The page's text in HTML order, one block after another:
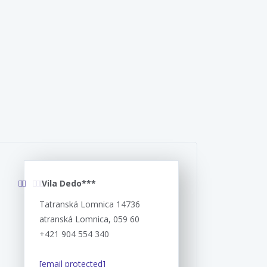
Vila Dedo***
Tatranská Lomnica 14736
atranská Lomnica, 059 60
+421 904 554 340
[email protected]